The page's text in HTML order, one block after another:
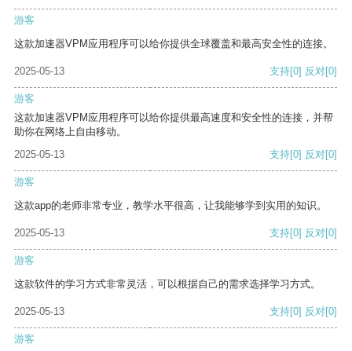
游客
这款加速器VPM应用程序可以给你提供全球覆盖和最高安全性的连接。
2025-05-13 支持[0] 反对[0]
游客
这款加速器VPM应用程序可以给你提供最高速度和安全性的连接，并帮
助你在网络上自由移动。
2025-05-13
支持[0] 反对[0]
游客
这款app的老师非常专业，教学水平很高，让我能够学到实用的知识。
2025-05-13 支持[0] 反对[0]
游客
这款软件的学习方式非常灵活，可以根据自己的需求选择学习方式。
2025-05-13 支持[0] 反对[0]
游客